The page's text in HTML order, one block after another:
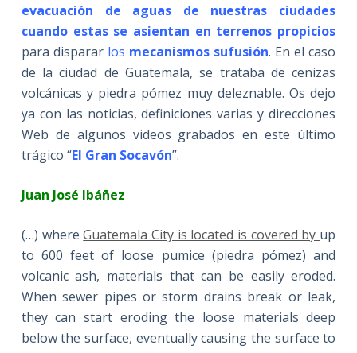
evacuación de aguas
de nuestras ciudades
cuando estas se asientan en terrenos propicios
para disparar los mecanismos sufusión. En el caso
de la ciudad de Guatemala, se trataba de cenizas
volcánicas y piedra pómez muy deleznable. Os dejo
ya con las noticias, definiciones varias y direcciones
Web de algunos videos grabados en este último
trágico “El Gran Socavón”.
Juan José Ibáñez
(…) whereGuatemala City is located is covered by up
to 600 feet of loose pumice (piedra pómez) and
volcanic ash, materials that can be easily eroded.
When sewer pipes or storm drains break or leak,
they can start eroding the loose materials deep
below the surface, eventually causing the surface to